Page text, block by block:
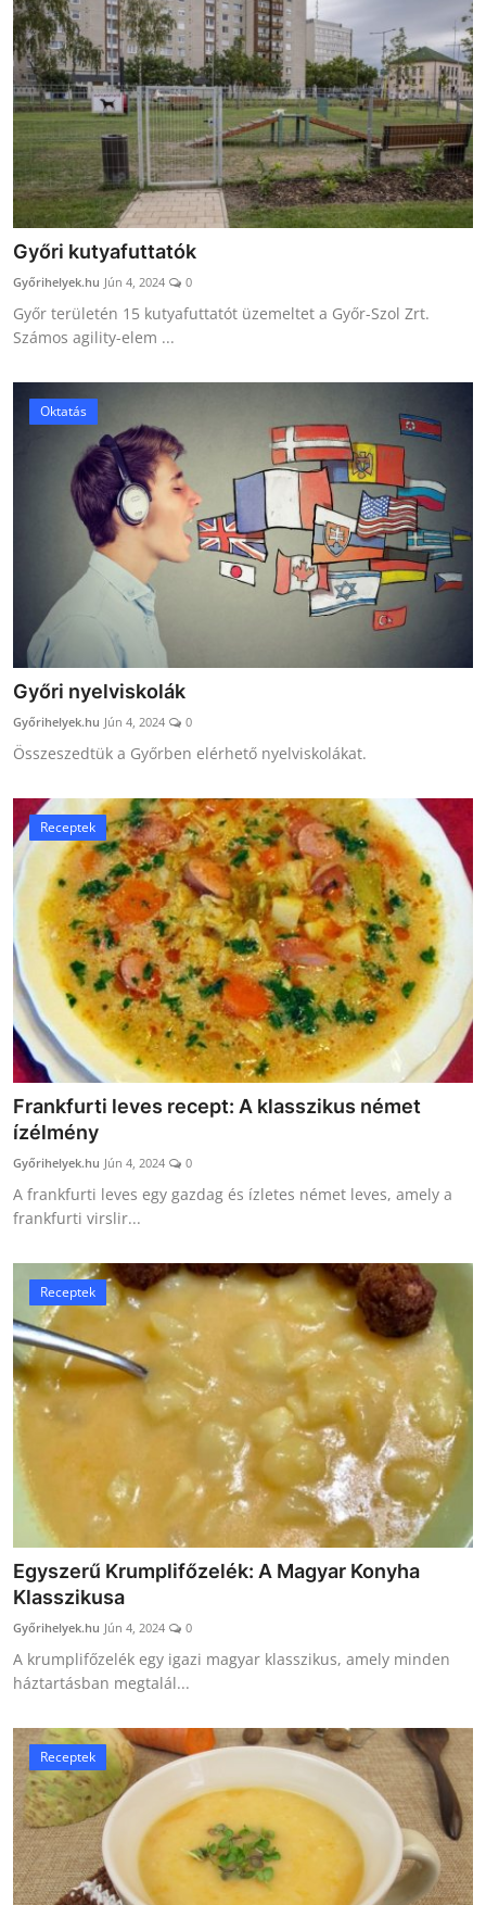
Győri kutyafuttatók
Győrihelyek.hu Jún 4, 2024 0
Győr területén 15 kutyafuttatót üzemeltet a Győr-Szol Zrt.
Számos agility-elem ...
Oktatás
Győri nyelviskolák
Győrihelyek.hu Jún 4, 2024 0
Összeszedtük a Győrben elérhető nyelviskolákat.
Receptek
Frankfurti leves recept: A klasszikus német
ízélmény
Győrihelyek.hu Jún 4, 2024 0
A frankfurti leves egy gazdag és ízletes német leves, amely a
frankfurti virslir...
Receptek
Egyszerű Krumplifőzelék: A Magyar Konyha
Klasszikusa
Győrihelyek.hu Jún 4, 2024 0
A krumplifőzelék egy igazi magyar klasszikus, amely minden
háztartásban megtalál...
Receptek